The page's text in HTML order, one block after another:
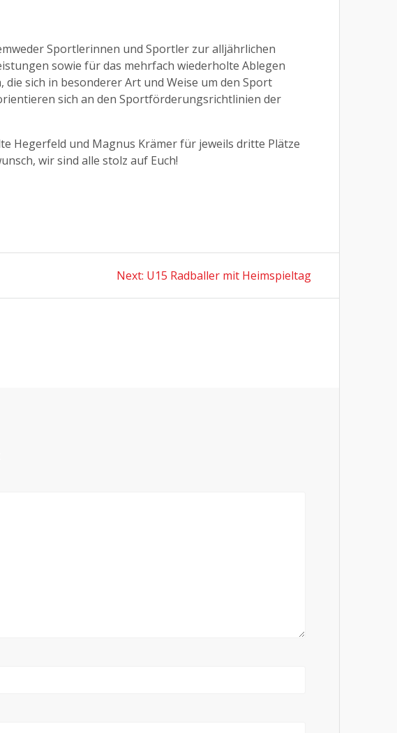
Sportlerinnen und Sportler zur alljährlichen
sowie für das mehrfach wiederholte Ablegen
sich in besonderer Art und Weise um den Sport
sich an den Sportförderungsrichtlinien der
Hegerfeld und Magnus Krämer für jeweils dritte Plätze
wir sind alle stolz auf Euch!
Next: Next
U15 Radballer mit Heimspieltag